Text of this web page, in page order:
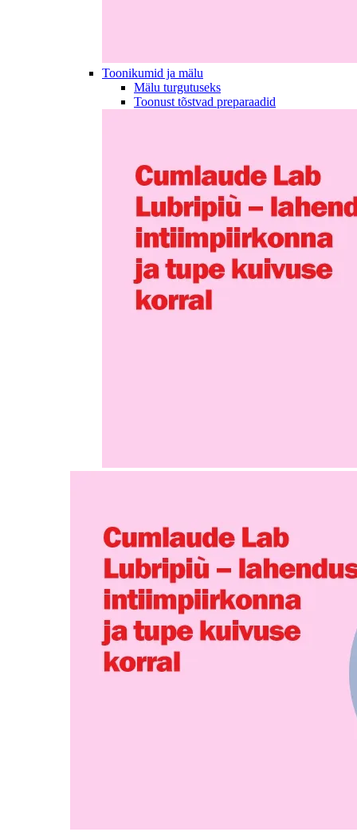
Toonikumid ja mälu
Mälu turgutuseks
Toonust tõstvad preparaadid